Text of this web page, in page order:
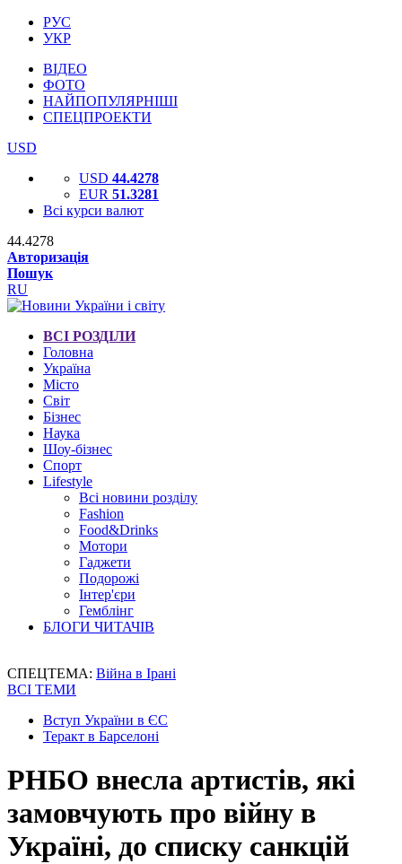
РУС
УКР
ВІДЕО
ФОТО
НАЙПОПУЛЯРНІШІ
СПЕЦПРОЕКТИ
USD
USD 44.4278
EUR 51.3281
Всі курси валют
44.4278
Авторизація
Пошук
RU
ВСІ РОЗДІЛИ
Головна
Україна
Місто
Світ
Бізнес
Наука
Шоу-бізнес
Спорт
Lifestyle
Всі новини розділу
Fashion
Food&Drinks
Мотори
Гаджети
Подорожі
Інтер'єри
Гемблінг
БЛОГИ ЧИТАЧІВ
СПЕЦТЕМА: Війна в Ірані
ВСІ ТЕМИ
Вступ України в ЄС
Теракт в Барселоні
РНБО внесла артистів, які
замовчують про війну в
Україні, до списку санкцій